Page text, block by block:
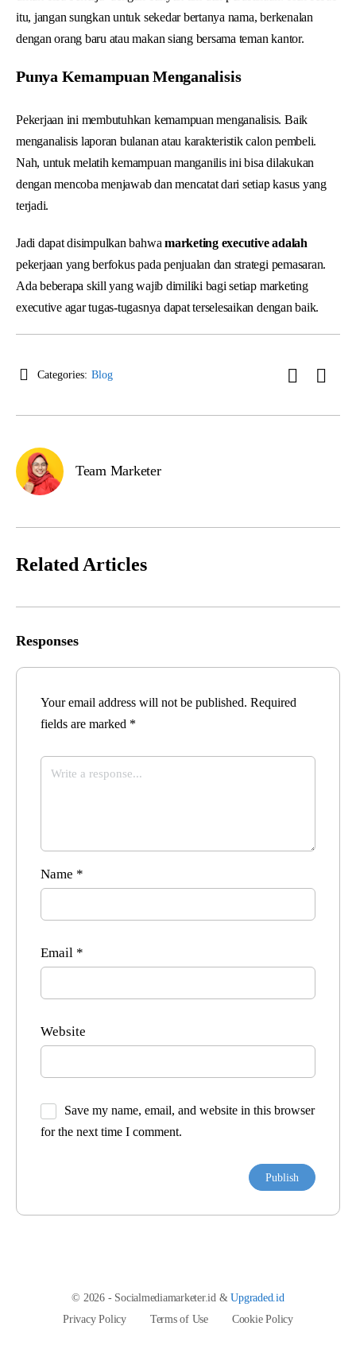
itu, jangan sungkan untuk sekedar bertanya nama, berkenalan
dengan orang baru atau makan siang bersama teman kantor.
Punya Kemampuan Menganalisis
Pekerjaan ini membutuhkan kemampuan menganalisis. Baik
menganalisis laporan bulanan atau karakteristik calon pembeli.
Nah, untuk melatih kemampuan manganilis ini bisa dilakukan
dengan mencoba menjawab dan mencatat dari setiap kasus yang
terjadi.
Jadi dapat disimpulkan bahwamarketing executive adalah
pekerjaan yang berfokus pada penjualan dan strategi pemasaran.
Ada beberapa skill yang wajib dimiliki bagi setiap marketing
executive agar tugas-tugasnya dapat terselesaikan dengan baik.
Categories: Blog
Team Marketer
Related Articles
Responses
Your email address will not be published. Required
fields are marked *
Name *
Email *
Website
Save my name, email, and website in this browser
for the next time I comment.
© 2026 - Socialmediamarketer.id &Upgraded.id
Privacy Policy
Terms of Use Cookie Policy